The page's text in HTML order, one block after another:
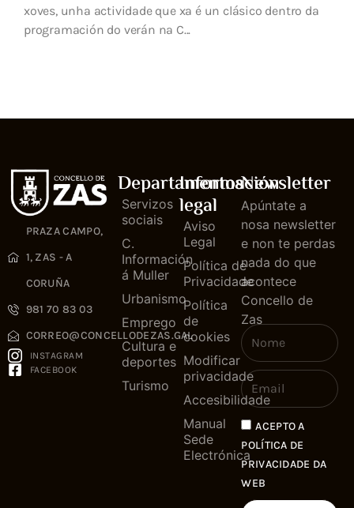
xoves, unha actividade que xa é un clásico dentro da
programación do verán na C...
PRAZA CAMPO,
1, ZAS - A
CORUÑA
981 70 83 03
CORREO@CONCELLODEZAS.GAL
INSTAGRAM
FACEBOOK
Departamentos
Servizos
sociais
C.
Información
á Muller
Urbanismo
Emprego
Cultura e
deportes
Turismo
Información
legal
Aviso
Legal
Política de
Privacidade
Política
de
cookies
Modificar
privacidade
Accesibilidade
Manual
Sede
Electrónica
Newsletter
Apúntate a
nosa newsletter
e non te perdas
nada do que
acontece
Concello de
Zas
ACEPTO A
POLÍTICA DE
PRIVACIDADE DA
WEB